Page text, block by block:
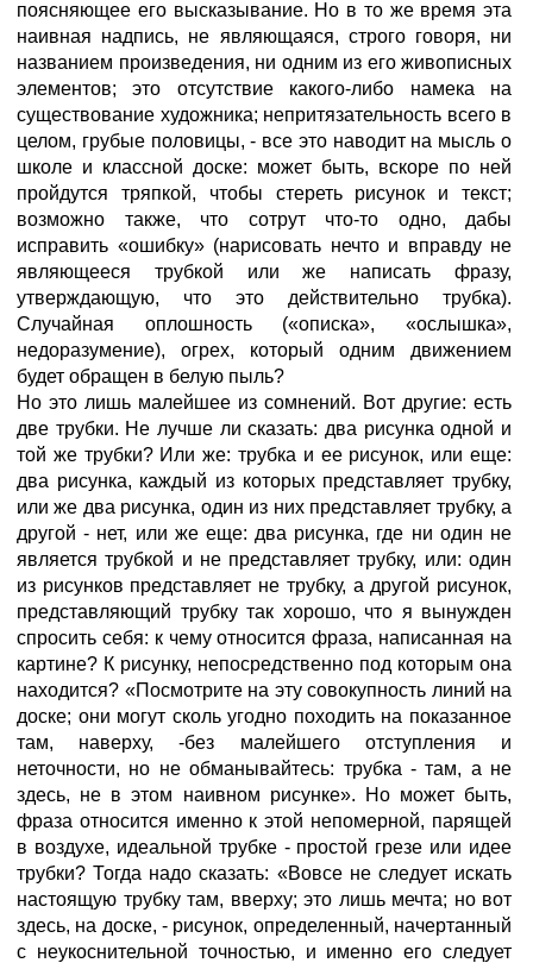
поясняющее его высказывание. Но в то же время эта
наивная надпись, не являющаяся, строго говоря, ни
названием произведения, ни одним из его живописных
элементов; это отсутствие какого-либо намека на
существование художника; непритязательность всего в
целом, грубые половицы, - все это наводит на мысль о
школе и классной доске: может быть, вскоре по ней
пройдутся тряпкой, чтобы стереть рисунок и текст;
возможно также, что сотрут что-то одно, дабы
исправить «ошибку» (нарисовать нечто и вправду не
являющееся трубкой или же написать фразу,
утверждающую, что это действительно трубка).
Случайная оплошность («описка», «ослышка»,
недоразумение), огрех, который одним движением
будет обращен в белую пыль?
Но это лишь малейшее из сомнений. Вот другие: есть
две трубки. Не лучше ли сказать: два рисунка одной и
той же трубки? Или же: трубка и ее рисунок, или еще:
два рисунка, каждый из которых представляет трубку,
или же два рисунка, один из них представляет трубку, а
другой - нет, или же еще: два рисунка, где ни один не
является трубкой и не представляет трубку, или: один
из рисунков представляет не трубку, а другой рисунок,
представляющий трубку так хорошо, что я вынужден
спросить себя: к чему относится фраза, написанная на
картине? К рисунку, непосредственно под которым она
находится? «Посмотрите на эту совокупность линий на
доске; они могут сколь угодно походить на показанное
там, наверху, -без малейшего отступления и
неточности, но не обманывайтесь: трубка - там, а не
здесь, не в этом наивном рисунке». Но может быть,
фраза относится именно к этой непомерной, парящей
в воздухе, идеальной трубке - простой грезе или идее
трубки? Тогда надо сказать: «Вовсе не следует искать
настоящую трубку там, вверху; это лишь мечта; но вот
здесь, на доске, - рисунок, определенный, начертанный
с неукоснительной точностью, и именно его следует